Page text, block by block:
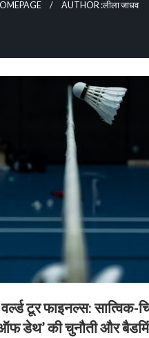
AUTHOR :लीला जाधव
टूर फाइनल्स: सात्विक-
डेथ’ की चुनौती और